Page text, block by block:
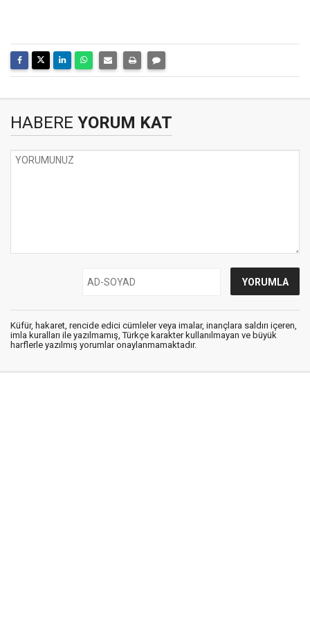
HABERE YORUM KAT
Küfür, hakaret, rencide edici cümleler veya imalar, inançlara saldırı içeren,
imla kuralları ile yazılmamış, Türkçe karakter kullanılmayan ve büyük
harflerle yazılmış yorumlar onaylanmamaktadır.